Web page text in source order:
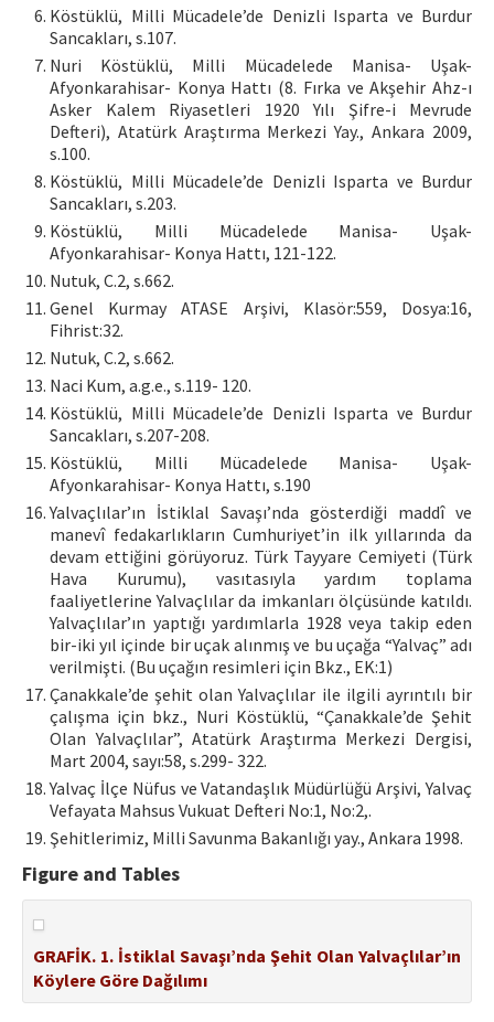
Köstüklü, Milli Mücadele’de Denizli Isparta ve Burdur
Sancakları, s.107.
Nuri Köstüklü, Milli Mücadelede Manisa- Uşak-
Afyonkarahisar- Konya Hattı (8. Fırka ve Akşehir Ahz-ı
Asker Kalem Riyasetleri 1920 Yılı Şifre-i Mevrude
Defteri), Atatürk Araştırma Merkezi Yay., Ankara 2009,
s.100.
Köstüklü, Milli Mücadele’de Denizli Isparta ve Burdur
Sancakları, s.203.
Köstüklü, Milli Mücadelede Manisa- Uşak-
Afyonkarahisar- Konya Hattı, 121-122.
Nutuk, C.2, s.662.
Genel Kurmay ATASE Arşivi, Klasör:559, Dosya:16,
Fihrist:32.
Nutuk, C.2, s.662.
Naci Kum, a.g.e., s.119- 120.
Köstüklü, Milli Mücadele’de Denizli Isparta ve Burdur
Sancakları, s.207-208.
Köstüklü, Milli Mücadelede Manisa- Uşak-
Afyonkarahisar- Konya Hattı, s.190
Yalvaçlılar’ın İstiklal Savaşı’nda gösterdiği maddî ve
manevî fedakarlıkların Cumhuriyet’in ilk yıllarında da
devam ettiğini görüyoruz. Türk Tayyare Cemiyeti (Türk
Hava Kurumu), vasıtasıyla yardım toplama
faaliyetlerine Yalvaçlılar da imkanları ölçüsünde katıldı.
Yalvaçlılar’ın yaptığı yardımlarla 1928 veya takip eden
bir-iki yıl içinde bir uçak alınmış ve bu uçağa “Yalvaç” adı
verilmişti. (Bu uçağın resimleri için Bkz., EK:1)
Çanakkale’de şehit olan Yalvaçlılar ile ilgili ayrıntılı bir
çalışma için bkz., Nuri Köstüklü, “Çanakkale’de Şehit
Olan Yalvaçlılar”, Atatürk Araştırma Merkezi Dergisi,
Mart 2004, sayı:58, s.299- 322.
Yalvaç İlçe Nüfus ve Vatandaşlık Müdürlüğü Arşivi, Yalvaç
Vefayata Mahsus Vukuat Defteri No:1, No:2,.
Şehitlerimiz, Milli Savunma Bakanlığı yay., Ankara 1998.
Figure and Tables
GRAFİK. 1. İstiklal Savaşı’nda Şehit Olan Yalvaçlılar’ın
Köylere Göre Dağılımı